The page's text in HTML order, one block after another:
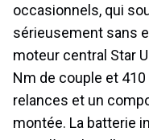
occasionnels, qui
sérieusement sans
moteur central Star
Nm de couple et
relances et un
montée. La batterie